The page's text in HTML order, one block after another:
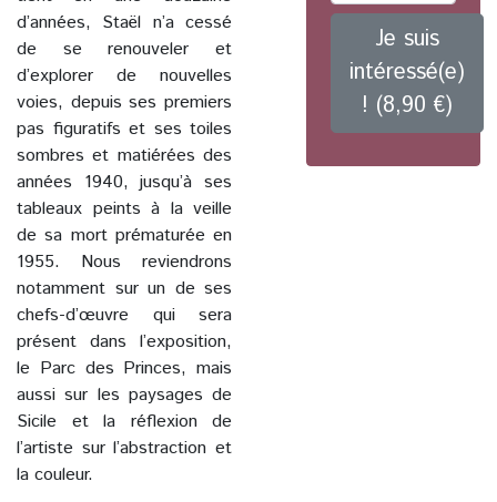
d’années, Staël n’a cessé
de se renouveler et
d’explorer de nouvelles
voies, depuis ses premiers
pas figuratifs et ses toiles
sombres et matiérées des
années 1940, jusqu’à ses
tableaux peints à la veille
de sa mort prématurée en
1955. Nous reviendrons
notamment sur un de ses
chefs-d’œuvre qui sera
présent dans l’exposition,
le Parc des Princes, mais
aussi sur les paysages de
Sicile et la réflexion de
l’artiste sur l’abstraction et
la couleur.
Je suis
intéressé(e)
! (8,90 €)